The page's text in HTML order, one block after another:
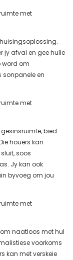
jy afval en gee hulle
word om
sonpanele en
bied
houers kan
soos
Jy kan ook
byvoeg om jou
naatloos met hul
voorkoms
kan met verskeie